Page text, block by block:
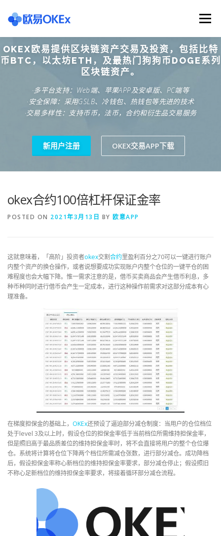
content
Menu
欧意交易所 关于欧意OKX 欧意APP下载
欧意注册网址 欧意交易下载 欧意团队
OKEX欧易提供区块链资产交易及投资，包括比特
币BTC，以太坊ETH，及最热门狗狗币DOGE系列
区块链资产。
·多平台支持：Web端、苹果APP及安卓版、PC端等
·安全保障：采用GSLB、冷钱包、热钱包等先进的技术
·交易多样性：支持币币，法币，合约和衍生品交易服务
新用户注册 OKEX交易APP下载
okex合约100倍杠杆保证金率
POSTED ON 2021年3月13日 BY 欧意APP
这就意味着，「高阶」投资者okex交割合约里盈利百分之70可以一键进行账户
内整个资产的换仓操作，或者说想要成功实现账户内整个仓位的一键平仓的困
难程度也会大幅下降。惟一需求注意的是，借币买卖商品会产生借币利息，多
种币种同时进行借币会产生一定成本，进行这种操作前需求对这部分成本有心
理准备。
在梯度担保金的基础上， OKEx还预设了逼迫部分减仓制度：当用户的仓位档位
处于level 3及以上时，假设仓位的担保金率低于当前档位所需维持担保金率，
但是照旧高于最品质差位的维持担保金率时，将不会直接将用户的整个仓位爆
仓。系统将计算将仓位下降两个档位所需减仓张数，进行部分减仓。成功降档
后，假设担保金率称心新档位的维持担保金率要求，部分减仓停止；假设照旧
不称心足新档位的维持担保金率要求，将接着循环部分减仓流程。